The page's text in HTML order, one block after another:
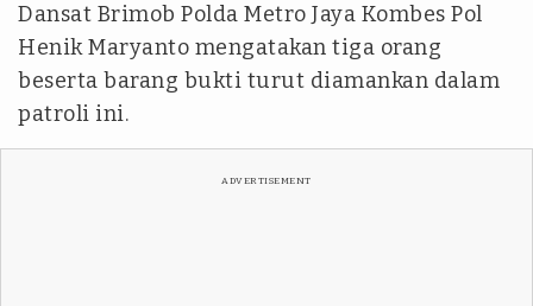
Dansat Brimob Polda Metro Jaya Kombes Pol
Henik Maryanto mengatakan tiga orang
beserta barang bukti turut diamankan dalam
patroli ini.
ADVERTISEMENT